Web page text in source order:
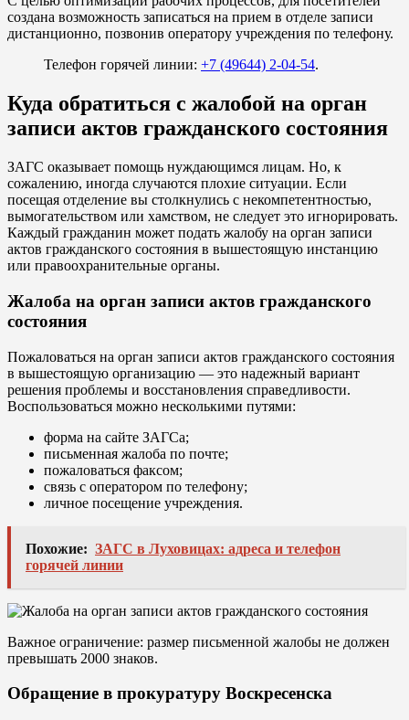
создана возможность записаться на прием в отделе записи
дистанционно, позвонив оператору учреждения по телефону.
Телефон горячей линии: +7 (49644) 2-04-54.
Куда обратиться с жалобой на орган
записи актов гражданского состояния
ЗАГС оказывает помощь нуждающимся лицам. Но, к
сожалению, иногда случаются плохие ситуации. Если
посещая отделение вы столкнулись с некомпетентностью,
вымогательством или хамством, не следует это игнорировать.
Каждый гражданин может подать жалобу на орган записи
актов гражданского состояния в вышестоящую инстанцию
или правоохранительные органы.
Жалоба на орган записи актов гражданского
состояния
Пожаловаться на орган записи актов гражданского состояния
в вышестоящую организацию — это надежный вариант
решения проблемы и восстановления справедливости.
Воспользоваться можно несколькими путями:
форма на сайте ЗАГСа;
письменная жалоба по почте;
пожаловаться факсом;
связь с оператором по телефону;
личное посещение учреждения.
Похожие: ЗАГС в Луховицах: адреса и телефон
горячей линии
Важное ограничение: размер письменной жалобы не должен
превышать 2000 знаков.
Обращение в прокуратуру Воскресенска